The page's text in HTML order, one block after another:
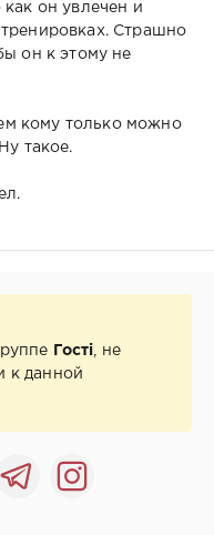
он увлечен и
Страшно
он к этому не
кому только можно
такое.
Гості
, не
к данной